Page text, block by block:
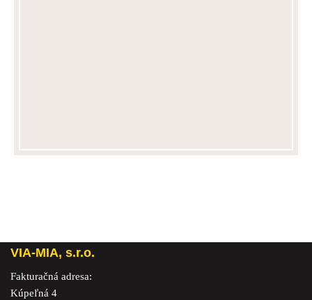
VIA-MIA, s.r.o.
Fakturačná adresa:
Kúpeľná 4